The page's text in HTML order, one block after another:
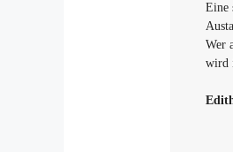
Eine
Wer
wird